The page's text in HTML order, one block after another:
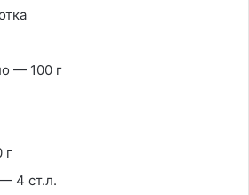
— 100 г
г
4 ст.л.